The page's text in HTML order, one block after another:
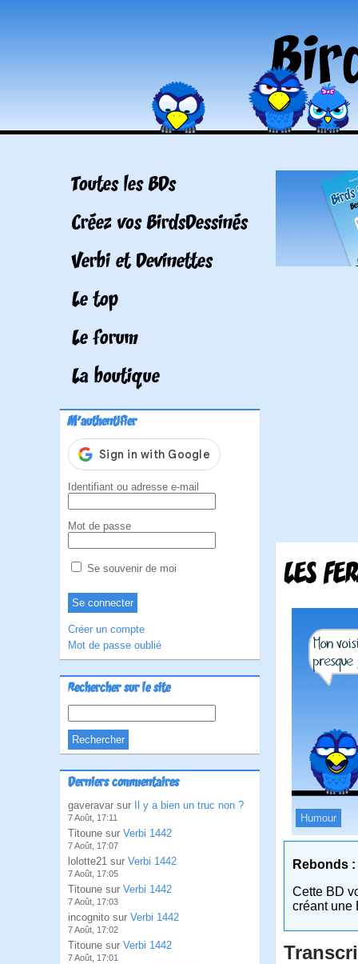
Toutes les BDs
Créez vos BirdsDessinés
Verbi et Devinettes
Le top
Le forum
La boutique
M'authentifier
Identifiant ou adresse e-mail
Mot de passe
Se souvenir de moi
Créer un compte
Mot de passe oublié
Rechercher sur le site
Derniers commentaires
gaveravar sur Il y a bien un truc non ?
7 Août, 17:11
Titoune sur Verbi 1442
7 Août, 17:07
lolotte21 sur Verbi 1442
7 Août, 17:05
Titoune sur Verbi 1442
7 Août, 17:03
incognito sur Verbi 1442
7 Août, 17:02
Titoune sur Verbi 1442
7 Août, 17:01
LES
Humour
Rebonds :
Cette BD
créant une